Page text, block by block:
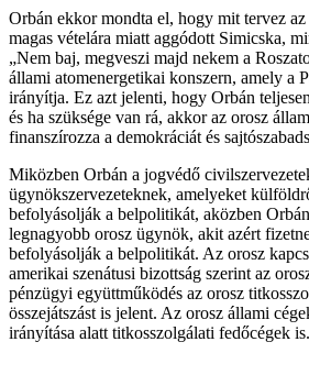
Orbán ekkor mondta el, hogy mit tervez
magas vételára miatt aggódott Simicska,
„Nem baj, megveszi majd nekem a
állami atomenergetikai konszern, amely a
irányítja. Ez azt jelenti, hogy Orbán
és ha szüksége van rá, akkor az orosz
finanszírozza a demokráciát és
Miközben Orbán a jogvédő
ügynökszervezeteknek, amelyeket
befolyásolják a belpolitikát, aközben
legnagyobb orosz ügynök, akit azért
befolyásolják a belpolitikát. Az orosz
amerikai szenátusi bizottság szerint az
pénzügyi együttműködés az orosz
összejátszást is jelent. Az orosz állami
irányítása alatt titkosszolgálati fedőcégek is.